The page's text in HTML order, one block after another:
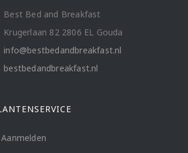
Best Bed and Breakfast
Krugerlaan 82 2806 EL Gouda
info@bestbedandbreakfast.nl
bestbedandbreakfast.nl
Aanmelden